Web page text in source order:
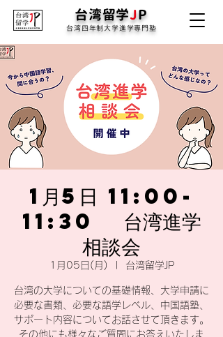
台湾留学JP
台湾四年制大学進学専門塾
1月5日 11:00-
11:30 台湾進学
相談会
1月05日(月) 台湾留学JP
台湾の大学についての基礎情報、大学申請に
必要な書類、必要な語学レベル、中国語塾、
サポート内容についてお話させて頂きます。
その他にも様々なご質問にお答えいたしま